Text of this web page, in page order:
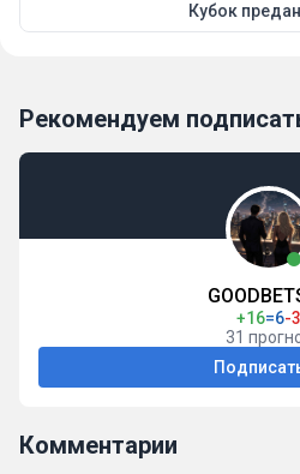
Кубок
Рекомендуем
+16=6-3
31
Комментарии